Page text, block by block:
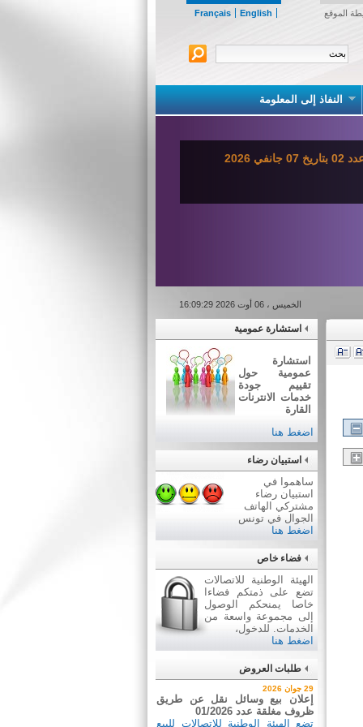
Français English الموقع
النفاذ إلى المعلومة
2026
الخميس ، 06 أوت 2026 16:09:29
استشارة عمومية
استشارة
عمومية حول
تقييم جودة
خدمات الانترنات
القارة
اضغط هنا
استبيان رضاء
ساهموا في
استبيان رضاء
مشتركي الهاتف
الجوال في تونس
اضغط هنا
فضاء خاص
الهيئة الوطنية للاتصالات
تضع على ذمتكم فضاءا
خاصا يمنحكم الوصول
إلى مجموعة واسعة من
الخدمات. للدخول،
اضغط هنا
طلبات العروض
2 جويلية 2026
إعلان عن طلب عروض عدد
2026/03
اقتناء تجهيزات إعلامية
29 جوان 2026
إعلان بيع وسائل نقل عن طريق
ظروف مغلقة عدد 01/2026
تضع الهيئة الوطنية للاتصالات للبيع